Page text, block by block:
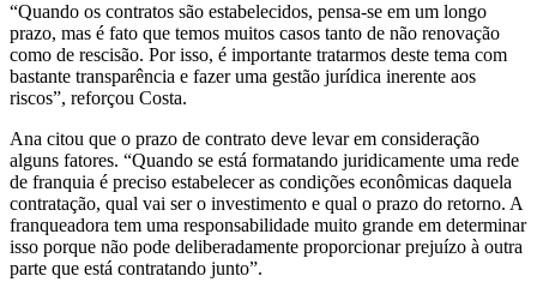
“Quando os contratos são estabelecidos, pensa-se em um longo
prazo, mas é fato que temos muitos casos tanto de não renovação
como de rescisão. Por isso, é importante tratarmos deste tema com
bastante transparência e fazer uma gestão jurídica inerente aos
riscos”, reforçou Costa.
Ana citou que o prazo de contrato deve levar em consideração
alguns fatores. “Quando se está formatando juridicamente uma rede
de franquia é preciso estabelecer as condições econômicas daquela
contratação, qual vai ser o investimento e qual o prazo do retorno. A
franqueadora tem uma responsabilidade muito grande em determinar
isso porque não pode deliberadamente proporcionar prejuízo à outra
parte que está contratando junto”.